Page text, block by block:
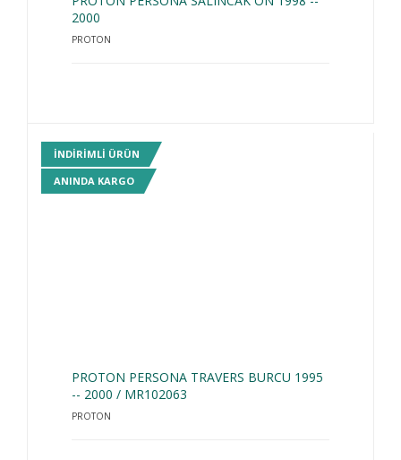
2000
PROTON
INDIRIMLI ÜRÜN
ANINDA KARGO
PROTON PERSONA TRAVERS BURCU 1995
-- 2000 / MR102063
PROTON